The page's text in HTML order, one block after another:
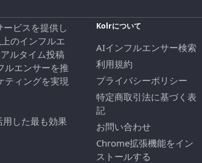
ビスを提供し
のインフルエ
ルタイム投稿
ルエンサーを推
ティングを実現
した最も効果
Kolrについて
AIインフルエンサー検索
利用規約
プライバシーポリシー
特定商取引法に基づく表
記
お問い合わせ
Chrome拡張機能をイン
ストールする